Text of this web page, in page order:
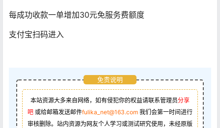
每成功收款一单增加30元免服务费额度
支付宝扫码进入
免责说明
本站资源大多来自网络，如有侵犯你的权益请联系管理员分享
吧 或给邮箱发送邮件fulika_net@163.com 我们会第一时间进行
审核删除。站内资源为网友个人学习或测试研究使用，未经原版